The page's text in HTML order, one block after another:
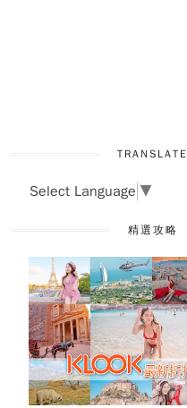
TRANSLATE
Select Language ▼
精選攻略